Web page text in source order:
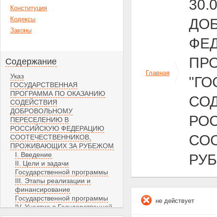
Конституция
Кодексы
Законы
Содержание
Указ
ГОСУДАРСТВЕННАЯ
ПРОГРАММА ПО ОКАЗАНИЮ
СОДЕЙСТВИЯ
ДОБРОВОЛЬНОМУ
ПЕРЕСЕЛЕНИЮ В
РОССИЙСКУЮ ФЕДЕРАЦИЮ
СООТЕЧЕСТВЕННИКОВ,
ПРОЖИВАЮЩИХ ЗА РУБЕЖОМ
I. Введение
II. Цели и задачи
Государственной программы
III. Этапы реализации и
финансирование
Государственной программы
IV. Участие в Государственной
Главная
не действует